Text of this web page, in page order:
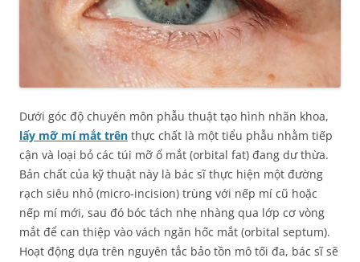
Dưới góc độ chuyên môn phẫu thuật tạo hình nhãn khoa,
lấy mỡ mí mắt trên thực chất là một tiểu phẫu nhằm tiếp
cận và loại bỏ các túi mỡ ổ mắt (orbital fat) đang dư thừa.
Bản chất của kỹ thuật này là bác sĩ thực hiện một đường
rạch siêu nhỏ (micro-incision) trùng với nếp mí cũ hoặc
nếp mí mới, sau đó bóc tách nhẹ nhàng qua lớp cơ vòng
mắt để can thiệp vào vách ngăn hốc mắt (orbital septum).
Hoạt động dựa trên nguyên tắc bảo tồn mô tối đa, bác sĩ sẽ